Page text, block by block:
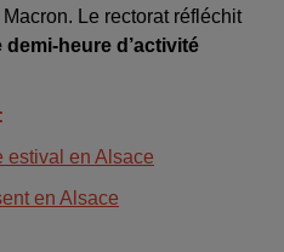
Le rectorat réfléchit
heure d’activité
estival en Alsace
en Alsace